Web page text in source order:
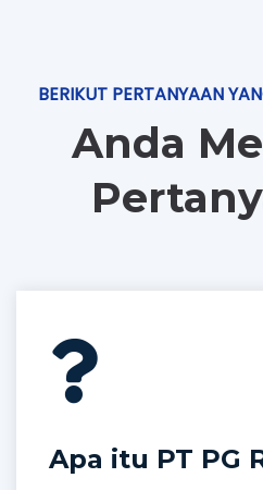
BERIKUT PERTANYAAN
Anda
Apa itu PT PG